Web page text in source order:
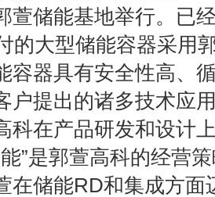
萱储能基地举行。已
的大型储能容器采用
容器具有安全性高、
户提出的诸多技术应
科在产品研发和设计
”是郭萱高科的经营
在储能RD和集成方